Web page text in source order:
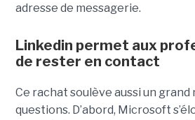
adresse de messagerie.
Linkedin permet aux
de rester en contact
Ce rachat soulève aussi un grand
questions. D’abord, Microsoft